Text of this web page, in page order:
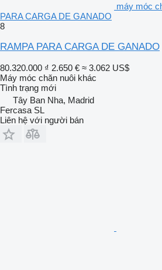
máy móc
PARA CARGA DE GANADO
8
RAMPA PARA CARGA DE GANADO
80.320.000 ₫ 2.650 € ≈ 3.062 US$
Máy móc chăn nuôi khác
Tình trạng mới
Tây Ban Nha, Madrid
Fercasa SL
Liên hệ với người bán